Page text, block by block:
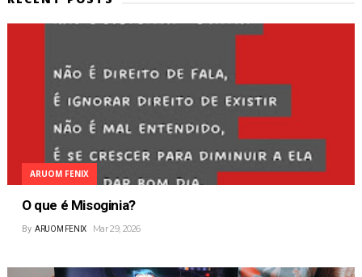
ARUOM FENIX
O que é Misoginia?
By ARUOM FENIX Mar 29, 2026